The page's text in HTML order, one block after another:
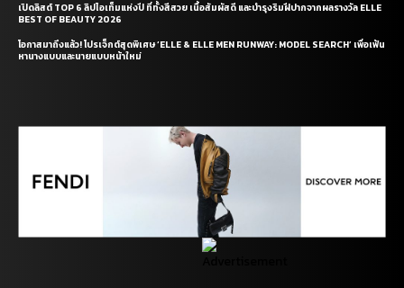
เปิดลิสต์ TOP 6 ลิปไอเท็มแห่งปี ที่ทั้งสีสวย เนื้อสัมผัสดี และบำรุงริมฝีปากจากผลรางวัล ELLE
BEST OF BEAUTY 2026
โอกาสมาถึงแล้ว! โปรเจ็กต์สุดพิเศษ ‘ELLE & ELLE MEN RUNWAY: MODEL SEARCH’ เพื่อเฟ้น
หานางแบบและนายแบบหน้าใหม่